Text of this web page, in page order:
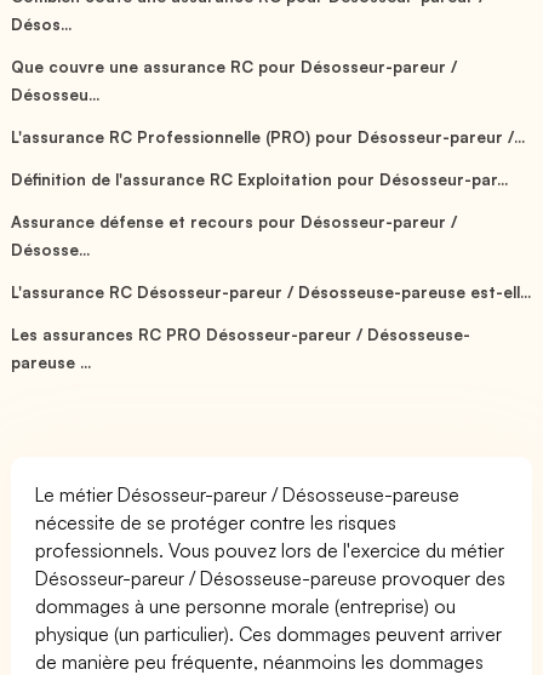
Désos...
Que couvre une assurance RC pour Désosseur-pareur /
Désosseu...
L'assurance RC Professionnelle (PRO) pour Désosseur-pareur /...
Définition de l'assurance RC Exploitation pour Désosseur-par...
Assurance défense et recours pour Désosseur-pareur /
Désosse...
L'assurance RC Désosseur-pareur / Désosseuse-pareuse est-ell...
Les assurances RC PRO Désosseur-pareur / Désosseuse-
pareuse ...
Le métier Désosseur-pareur / Désosseuse-pareuse
nécessite de se protéger contre les risques
professionnels. Vous pouvez lors de l'exercice du métier
Désosseur-pareur / Désosseuse-pareuse provoquer des
dommages à une personne morale (entreprise) ou
physique (un particulier). Ces dommages peuvent arriver
de manière peu fréquente, néanmoins les dommages